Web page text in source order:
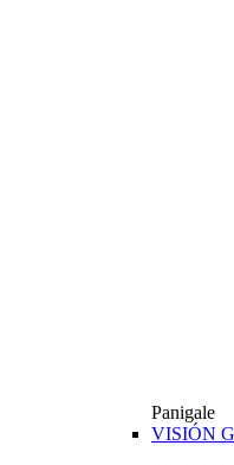
Panigale
VISIÓN